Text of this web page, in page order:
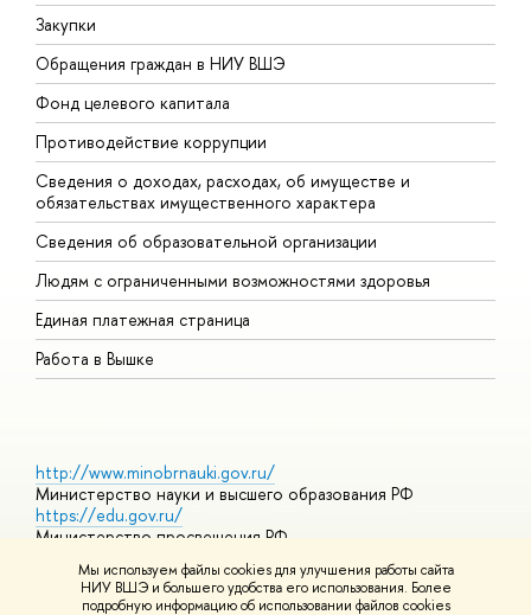
Мы используем файлы cookies для улучшения работы сайта
НИУ ВШЭ и большего удобства его использования. Более
подробную информацию об использовании файлов cookies
Закупки
Обращения граждан в НИУ ВШЭ
Фонд целевого капитала
Противодействие коррупции
Сведения о доходах, расходах, об имуществе и
обязательствах имущественного характера
Сведения об образовательной организации
Людям с ограниченными возможностями здоровья
Единая платежная страница
Работа в Вышке
http://www.minobrnauki.gov.ru/
Министерство науки и высшего образования РФ
https://edu.gov.ru/
Министерство просвещения РФ
https://elearning.hse.ru/mooc
Массовые открытые онлайн-курсы